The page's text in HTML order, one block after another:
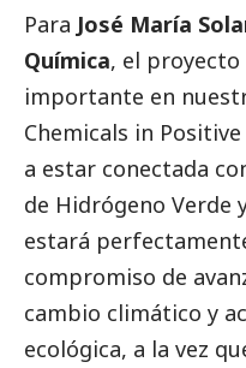
Para José María
Química, el proyecto
importante en
Chemicals in
a estar conectada
de Hidrógeno Verde
estará
compromiso de
cambio climático y
ecológica, a la vez